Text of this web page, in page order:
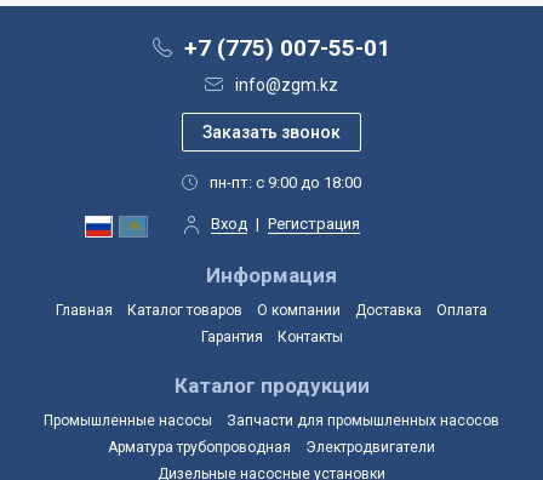
+7 (775) 007-55-01
info@zgm.kz
пн-пт: с 9:00 до 18:00
Вход | Регистрация
Информация
Главная Каталог товаров О компании Доставка
Оплата
Гарантия
Контакты
Каталог продукции
Промышленные насосы
Запчасти для промышленных насосов
Арматура трубопроводная
Электродвигатели
Дизельные насосные установки